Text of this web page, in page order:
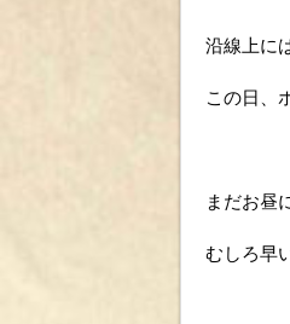
沿線上に
この日、
まだお昼
むしろ早